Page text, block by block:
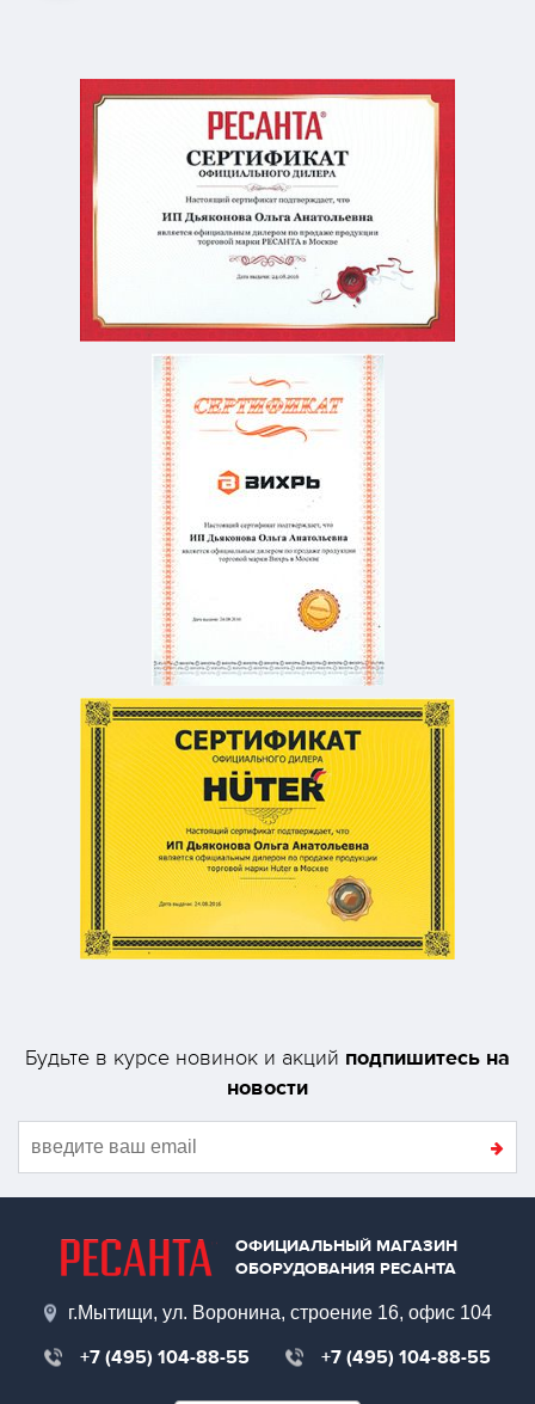
Будьте в курсе новинок и акций подпишитесь на
новости
ОФИЦИАЛЬНЫЙ МАГАЗИН
ОБОРУДОВАНИЯ РЕСАНТА
г.Мытищи, ул. Воронина, строение 16, офис 104
+7 (495) 104-88-55 +7 (495) 104-88-55